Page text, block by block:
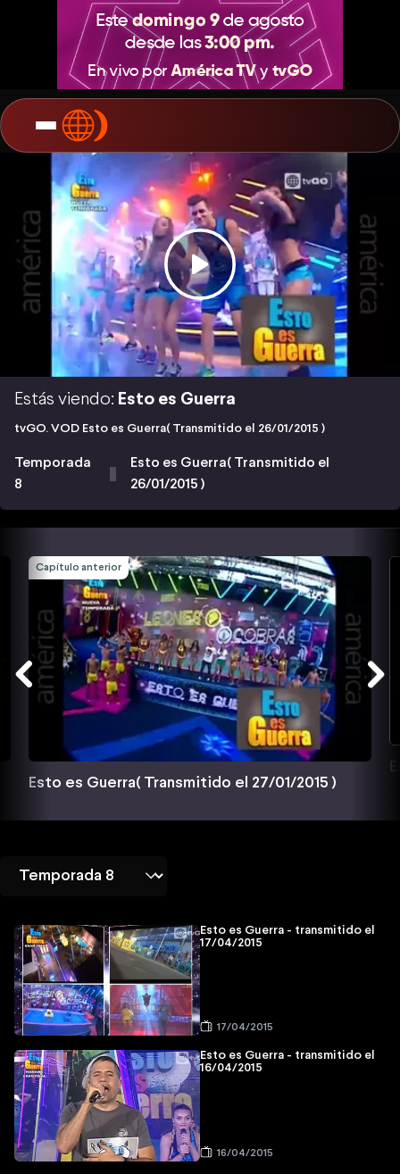
Estás viendo: Esto es Guerra
tvGO. VOD Esto es Guerra( Transmitido el 26/01/2015 )
Temporada
8
Esto es Guerra( Transmitido el
26/01/2015 )
Capítulo anterior
Esto es Guerra( Transmitido el 27/01/2015 )
Esto es Guerra - transmitido el
17/04/2015
17/04/2015
Esto es Guerra - transmitido el
16/04/2015
16/04/2015